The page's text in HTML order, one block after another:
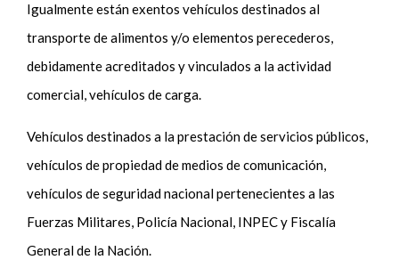
Igualmente están exentos vehículos destinados al
transporte de alimentos y/o elementos perecederos,
debidamente acreditados y vinculados a la actividad
comercial, vehículos de carga.
Vehículos destinados a la prestación de servicios públicos,
vehículos de propiedad de medios de comunicación,
vehículos de seguridad nacional pertenecientes a las
Fuerzas Militares, Policía Nacional, INPEC y Fiscalía
General de la Nación.